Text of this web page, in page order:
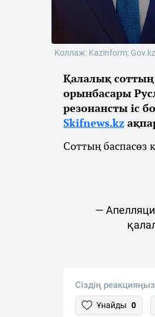
Коллаж: Kazinform;
Қалалық
орынбасары
резонансты іс
Skifnews.kz
Соттың баспасөз
—
Сіздің
Ұнайды 0